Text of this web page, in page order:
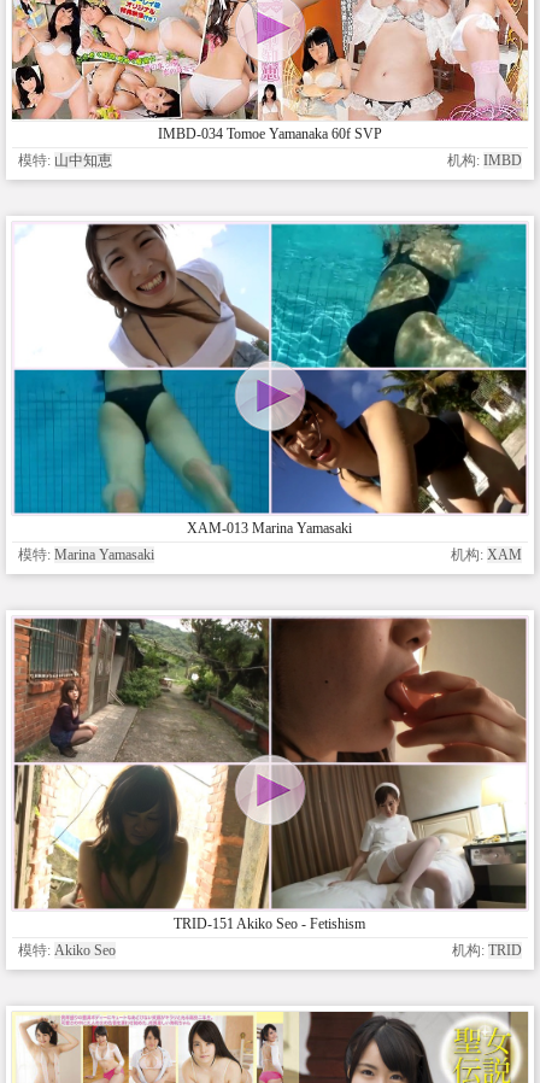
IMBD-034 Tomoe Yamanaka 60f SVP
模特: 山中知恵 机构: IMBD
XAM-013 Marina Yamasaki
模特: Marina Yamasaki 机构: XAM
TRID-151 Akiko Seo - Fetishism
模特: Akiko Seo 机构: TRID